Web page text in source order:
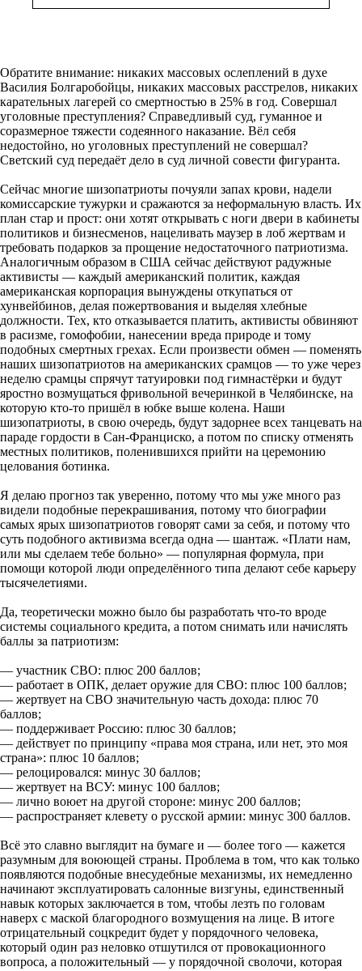
Обратите внимание: никаких массовых ослеплений в духе
Василия Болгаробойцы, никаких массовых расстрелов, никаких
карательных лагерей со смертностью в 25% в год. Совершал
уголовные преступления? Справедливый суд, гуманное и
соразмерное тяжести содеянного наказание. Вёл себя
недостойно, но уголовных преступлений не совершал?
Светский суд передаёт дело в суд личной совести фигуранта.
Сейчас многие шизопатриоты почуяли запах крови, надели
комиссарские тужурки и сражаются за неформальную власть. Их
план стар и прост: они хотят открывать с ноги двери в кабинеты
политиков и бизнесменов, нацеливать маузер в лоб жертвам и
требовать подарков за прощение недостаточного патриотизма.
Аналогичным образом в США сейчас действуют радужные
активисты — каждый американский политик, каждая
американская корпорация вынуждены откупаться от
хунвейбинов, делая пожертвования и выделяя хлебные
должности. Тех, кто отказывается платить, активисты обвиняют
в расизме, гомофобии, нанесении вреда природе и тому
подобных смертных грехах. Если произвести обмен — поменять
наших шизопатриотов на американских срамцов — то уже через
неделю срамцы спрячут татуировки под гимнастёрки и будут
яростно возмущаться фривольной вечеринкой в Челябинске, на
которую кто-то пришёл в юбке выше колена. Наши
шизопатриоты, в свою очередь, будут задорнее всех танцевать на
параде гордости в Сан-Франциско, а потом по списку отменять
местных политиков, поленившихся прийти на церемонию
целования ботинка.
Я делаю прогноз так уверенно, потому что мы уже много раз
видели подобные перекрашивания, потому что биографии
самых ярых шизопатриотов говорят сами за себя, и потому что
суть подобного активизма всегда одна — шантаж. «Плати нам,
или мы сделаем тебе больно» — популярная формула, при
помощи которой люди определённого типа делают себе карьеру
тысячелетиями.
Да, теоретически можно было бы разработать что-то вроде
системы социального кредита, а потом снимать или начислять
баллы за патриотизм:
— участник СВО: плюс 200 баллов;
— работает в ОПК, делает оружие для СВО: плюс 100 баллов;
— жертвует на СВО значительную часть дохода: плюс 70
баллов;
— поддерживает Россию: плюс 30 баллов;
— действует по принципу «права моя страна, или нет, это моя
страна»: плюс 10 баллов;
— релоцировался: минус 30 баллов;
— жертвует на ВСУ: минус 100 баллов;
— лично воюет на другой стороне: минус 200 баллов;
— распространяет клевету о русской армии: минус 300 баллов.
Всё это славно выглядит на бумаге и — более того — кажется
разумным для воюющей страны. Проблема в том, что как только
появляются подобные внесудебные механизмы, их немедленно
начинают эксплуатировать салонные визгуны, единственный
навык которых заключается в том, чтобы лезть по головам
наверх с маской благородного возмущения на лице. В итоге
отрицательный соцкредит будет у порядочного человека,
который один раз неловко отшутился от провокационного
вопроса, а положительный — у порядочной сволочи, которая